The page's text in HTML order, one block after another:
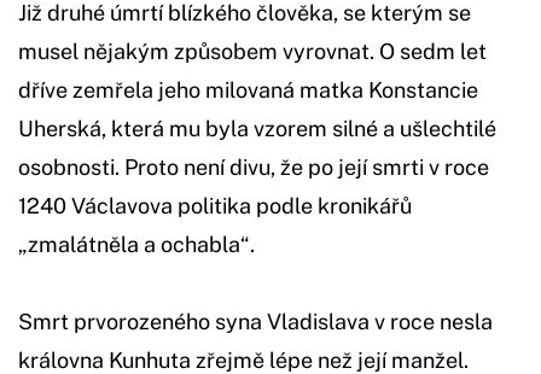
Již druhé úmrtí blízkého člověka, se kterým se
musel nějakým způsobem vyrovnat. O sedm let
dříve zemřela jeho milovaná matka Konstancie
Uherská, která mu byla vzorem silné a ušlechtilé
osobnosti. Proto není divu, že po její smrti v roce
1240 Václavova politika podle kronikářů
„zmalátněla a ochabla“.
Smrt prvorozeného syna Vladislava v roce nesla
královna Kunhuta zřejmě lépe než její manžel.